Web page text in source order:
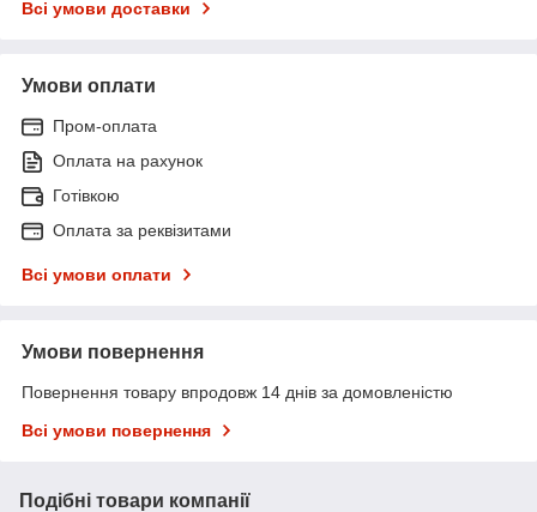
Всі умови доставки
Умови оплати
Пром-оплата
Оплата на рахунок
Готівкою
Оплата за реквізитами
Всі умови оплати
Умови повернення
Повернення товару впродовж 14 днів за домовленістю
Всі умови повернення
Подібні товари компанії